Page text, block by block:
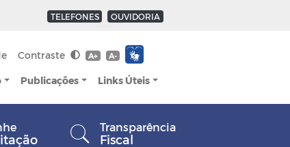
TELEFONES OUVIDORIA
Contraste A+ A-
Publicações Links Úteis
Transparência
Fiscal